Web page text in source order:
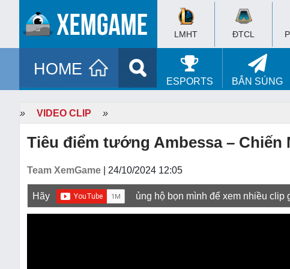
LMHT ĐTCL
HOME
ESPORTS BẮN SÚNG
» VIDEO CLIP »
Tiêu điểm tướng Ambessa – Chiến
Team XemGame | 24/10/2024 12:05
Hãy ủng hộ bọn mình để xem nhiều clip